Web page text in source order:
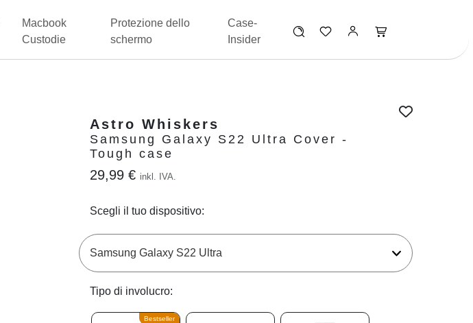
Macbook
Custodie
Protezione dello
schermo
Case-
Insider
Astro Whiskers
Samsung Galaxy S22 Ultra Cover -
Tough case
29,99 € inkl. IVA.
Scegli il tuo dispositivo:
Tipo di involucro:
Bestseller